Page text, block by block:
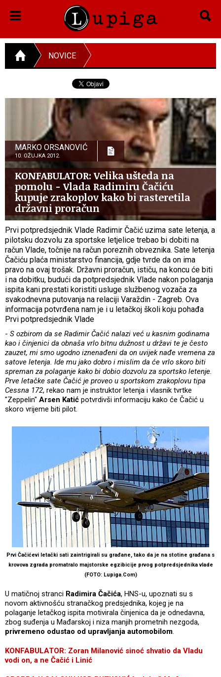
NOVICE
MARKO ORSANOVIĆ
10. OŽUJKA 2012.
KONFABULATOR: Velika ušteda na
pomolu - Vlada Radimiru Čačiću
kupuje zrakoplov kako bi rasteretila
državni proračun
Prvi potpredsjednik Vlade Radimir Čačić uzima sate letenja, a
pilotsku dozvolu za sportske letjelice trebao bi dobiti na
račun Vlade, točnije na račun poreznih obveznika. Sate letenja
Čačiću plaća ministarstvo financija, gdje tvrde da on ima
pravo na ovaj trošak. Državni proračun, ističu, na koncu će biti
i na dobitku, budući da potpredsjednik Vlade nakon polaganja
ispita kani prestati koristiti usluge službenog vozača za
svakodnevna putovanja na relaciji Varaždin - Zagreb. Ova
informacija potvrđena nam je i u letačkoj školi koju pohađa
Prvi potpredsjednik Vlade
- S ozbirom da se Radimir Čačić nalazi već u kasnim godinama
kao i činjenici da obnaša vrlo bitnu dužnost u državi te je često
zauzet, mi smo ugodno iznenađeni da on uvijek nađe vremena za
satove letenja. Ide mu jako dobro i mislim da će vrlo skoro biti
spreman za polaganje kako bi dobio dozvolu za sportsko letenje.
Prve letačke sate Čačić je proveo u sportskom zrakoplovu tipa
Cessna 172, rekao nam je instruktor letenja i vlasnik tvrtke
"Zeppelin" Arsen Katić potvrdivši informaciju kako će Čačić u
skoro vrijeme biti pilot.
Prvi Čačićevi letački sati zaintrigirali su građane, tako da je na stotine građana s
krovova zgrada promatralo majstorske egzibicije prvog potpredsjednika vlade
(FOTO: Lupiga.Com)
U matičnoj stranci Radimira Čačića, HNS-u, upoznati su s
novom aktivnošću stranačkog predsjednika, kojeg je na
polaganje letačkog ispita motivirala činjenica da je odnedavna,
zbog suđenja u Mađarskoj i niza manjih prometnih nezgoda,
privremeno odustao od upravljanja automobilom.
KONFABULATOR: Zoran Milanović sinoć shvatio da Vladu
vodi on, a ne Čačić i Linić